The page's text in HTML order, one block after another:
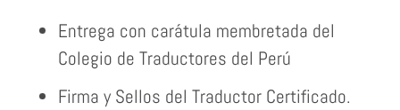
Entrega con carátula membretada del
Colegio de Traductores del Perú
Firma y Sellos del Traductor Certificado.